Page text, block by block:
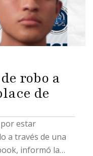
robo a
de
estar
a través de una
informó la